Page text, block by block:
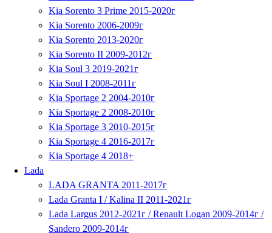
Kia Sorento 3 Prime 2015-2020г
Kia Sorento 2006-2009г
Kia Sorento 2013-2020г
Kia Sorento II 2009-2012г
Kia Soul 3 2019-2021г
Kia Soul I 2008-2011г
Kia Sportage 2 2004-2010г
Kia Sportage 2 2008-2010г
Kia Sportage 3 2010-2015г
Kia Sportage 4 2016-2017г
Kia Sportage 4 2018+
Lada
LADA GRANTA 2011-2017г
Lada Granta I / Kalina II 2011-2021г
Lada Largus 2012-2021г / Renault Logan 2009-2014г /
Sandero 2009-2014г